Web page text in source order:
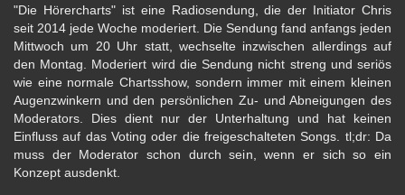
"Die Hörercharts" ist eine Radiosendung, die der Initiator Chris
seit 2014 jede Woche moderiert. Die Sendung fand anfangs jeden
Mittwoch um 20 Uhr statt, wechselte inzwischen allerdings auf
den Montag. Moderiert wird die Sendung nicht streng und seriös
wie eine normale Chartsshow, sondern immer mit einem kleinen
Augenzwinkern und den persönlichen Zu- und Abneigungen des
Moderators. Dies dient nur der Unterhaltung und hat keinen
Einfluss auf das Voting oder die freigeschalteten Songs. tl;dr: Da
muss der Moderator schon durch sein, wenn er sich so ein
Konzept ausdenkt.